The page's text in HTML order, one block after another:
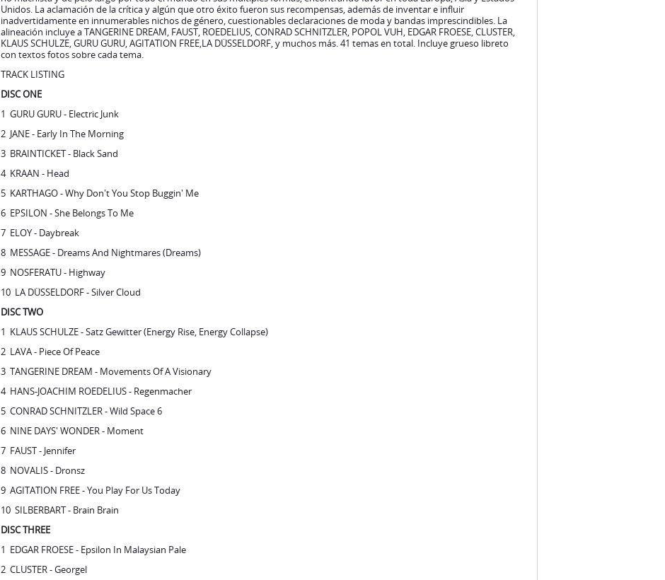
TRACK LISTING
DISC ONE
1 GURU GURU - Electric Junk
2 JANE - Early In The Morning
3 BRAINTICKET - Black Sand
4 KRAAN - Head
5 KARTHAGO - Why Don't You Stop Buggin' Me
6 EPSILON - She Belongs To Me
7 ELOY - Daybreak
8 MESSAGE - Dreams And Nightmares (Dreams)
9 NOSFERATU - Highway
10 LA DÜSSELDORF - Silver Cloud
DISC TWO
1 KLAUS SCHULZE - Satz Gewitter (Energy Rise, Energy Collapse)
2 LAVA - Piece Of Peace
3 TANGERINE DREAM - Movements Of A Visionary
4 HANS-JOACHIM ROEDELIUS - Regenmacher
5 CONRAD SCHNITZLER - Wild Space 6
6 NINE DAYS' WONDER - Moment
7 FAUST - Jennifer
8 NOVALIS - Dronsz
9 AGITATION FREE - You Play For Us Today
10 SILBERBART - Brain Brain
DISC THREE
1 EDGAR FROESE - Epsilon In Malaysian Pale
2 CLUSTER - Georgel
3 MY SOLID GROUND - The Executioner
4 POPOL VUH - Ah!
5 KLAUS SCHULZE - Some Velvet Phasing